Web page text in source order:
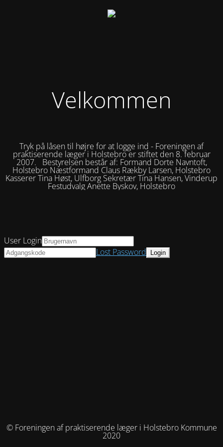
Velkommen
Tryk på låsen til højre for at logge ind - Foreningen af
praktiserende læger i Holstebro er stiftet den 8. februar
2007. Bestyrelsen består af: Formand Dorte Navntoft,
Holstebro Næstformand Claus Rækby Larsen, Holstebro
Kasserer Tina Høst, Ulfborg Sekretær Tina Hansen, Vinderup
Festudvalg Anette Byskov, Holstebro
© Foreningen af praktiserende læger i Holstebro Kommune
2020
User Login
Lost Password